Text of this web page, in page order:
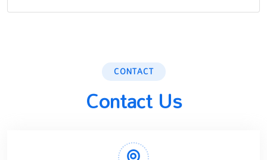
CONTACT
Contact Us